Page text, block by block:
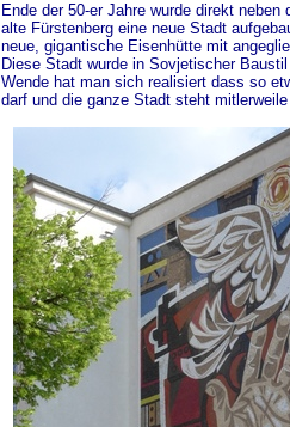
Ende der 50-er Jahre wurde direkt neben
alte Fürstenberg eine neue Stadt
neue, gigantische Eisenhütte mit
Diese Stadt wurde in Sovjetischer
Wende hat man sich realisiert dass so
darf und die ganze Stadt steht